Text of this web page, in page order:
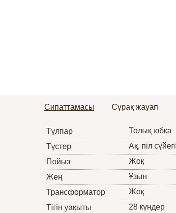
Сипаттамасы Сұрақ жауап
Тұлпар
Толық юбка
Түстер
Ақ, піл сүйегі
Пойыз
Жоқ
Жең
Ұзын
Трансформатор
Жоқ
Тігін уақыты
28 күндер